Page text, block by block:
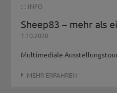
: : INFO
Sheep83 – mehr als
1.10.2020
Multimediale
MEHR ERFAHREN